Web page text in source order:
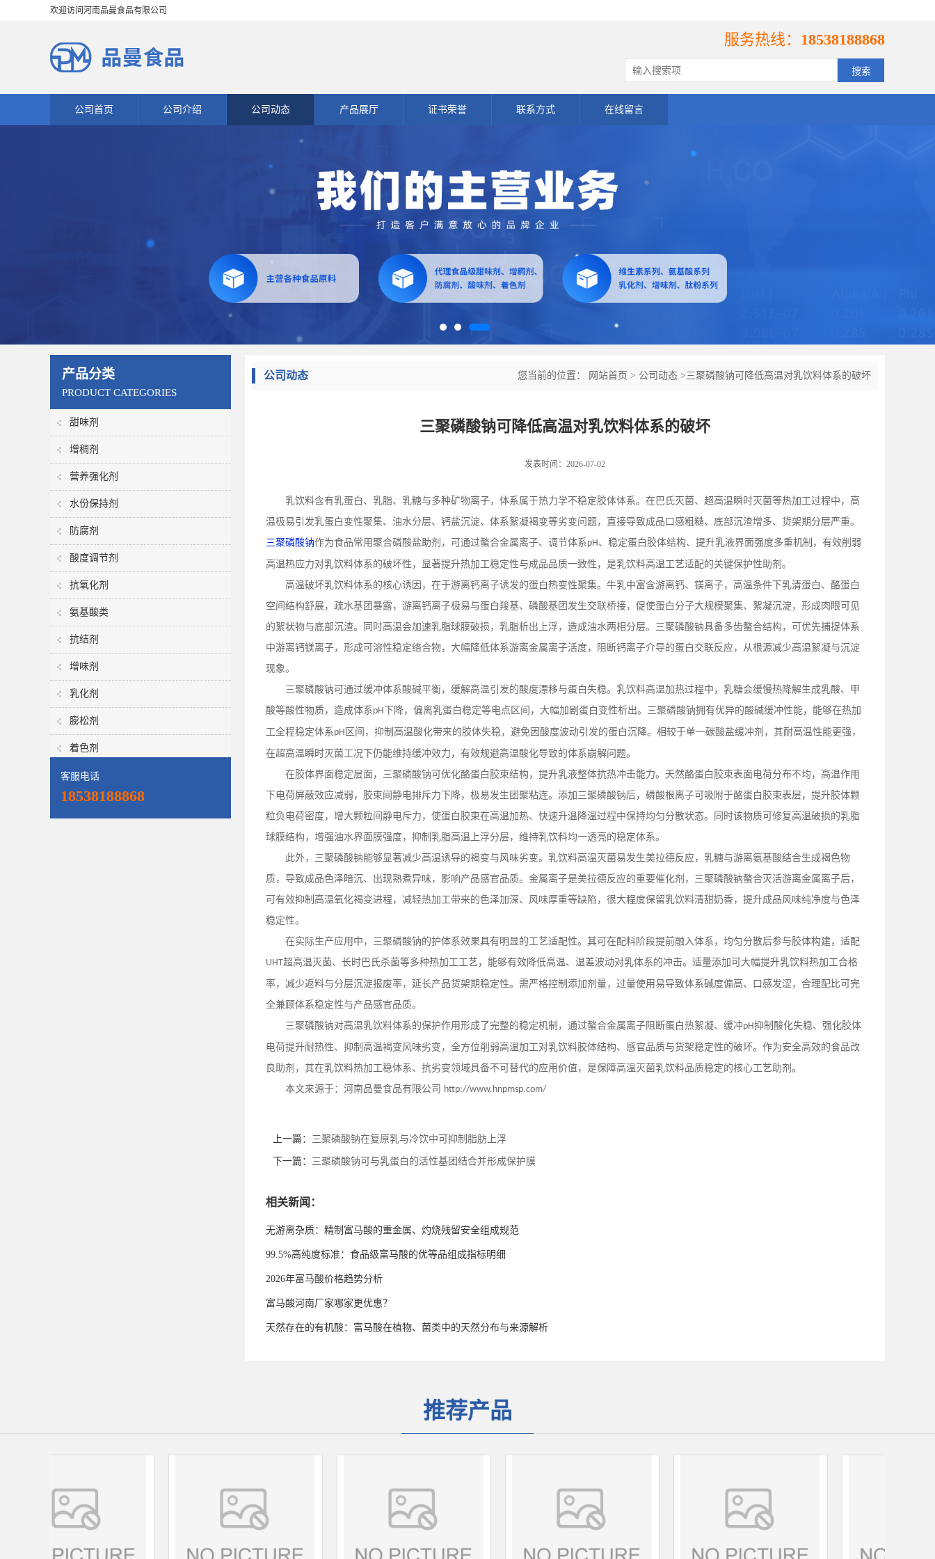
欢迎访问河南品曼食品有限公司
服务热线： 18538188868
公司首页 公司介绍 公司动态 产品展厅 证书荣誉 联系方式 在线留言
产品分类
PRODUCT CATEGORIES
甜味剂
增稠剂
营养强化剂
水份保持剂
防腐剂
酸度调节剂
抗氧化剂
氨基酸类
抗结剂
增味剂
乳化剂
膨松剂
着色剂
客服电话
18538188868
公司动态 您当前的位置： 网站首页 > 公司动态 >三聚磷酸钠可降低高温对乳饮料体系的破坏
三聚磷酸钠可降低高温对乳饮料体系的破坏
发表时间：2026-07-02
乳饮料含有乳蛋白、乳脂、乳糖与多种矿物离子，体系属于热力学不稳定胶体体系。在巴氏灭菌、超高温瞬时灭菌等热加工过程中，高
温极易引发乳蛋白变性聚集、油水分层、钙盐沉淀、体系絮凝褐变等劣变问题，直接导致成品口感粗糙、底部沉渣增多、货架期分层严重。
三聚磷酸钠作为食品常用聚合磷酸盐助剂，可通过螯合金属离子、调节体系pH、稳定蛋白胶体结构、提升乳液界面强度多重机制，有效削弱
高温热应力对乳饮料体系的破坏性，显著提升热加工稳定性与成品品质一致性，是乳饮料高温工艺适配的关键保护性助剂。
高温破坏乳饮料体系的核心诱因，在于游离钙离子诱发的蛋白热变性聚集。牛乳中富含游离钙、镁离子，高温条件下乳清蛋白、酪蛋白
空间结构舒展，疏水基团暴露，游离钙离子极易与蛋白羧基、磷酸基团发生交联桥接，促使蛋白分子大规模聚集、絮凝沉淀，形成肉眼可见
的絮状物与底部沉渣。同时高温会加速乳脂球膜破损，乳脂析出上浮，造成油水两相分层。三聚磷酸钠具备多齿螯合结构，可优先捕捉体系
中游离钙镁离子，形成可溶性稳定络合物，大幅降低体系游离金属离子活度，阻断钙离子介导的蛋白交联反应，从根源减少高温絮凝与沉淀
现象。
三聚磷酸钠可通过缓冲体系酸碱平衡，缓解高温引发的酸度漂移与蛋白失稳。乳饮料高温加热过程中，乳糖会缓慢热降解生成乳酸、甲
酸等酸性物质，造成体系pH 下降，偏离乳蛋白稳定等电点区间，大幅加剧蛋白变性析出。三聚磷酸钠拥有优异的酸碱缓冲性能，能够在热加
工全程稳定体系pH 区间，抑制高温酸化带来的胶体失稳，避免因酸度波动引发的蛋白沉降。相较于单一碳酸盐缓冲剂，其耐高温性能更强，
在超高温瞬时灭菌工况下仍能维持缓冲效力，有效规避高温酸化导致的体系崩解问题。
在胶体界面稳定层面，三聚磷酸钠可优化酪蛋白胶束结构，提升乳液整体抗热冲击能力。天然酪蛋白胶束表面电荷分布不均，高温作用
下电荷屏蔽效应减弱，胶束间静电排斥力下降，极易发生团聚粘连。添加三聚磷酸钠后，磷酸根离子可吸附于酪蛋白胶束表层，提升胶体颗
粒负电荷密度，增大颗粒间静电斥力，使蛋白胶束在高温加热、快速升温降温过程中保持均匀分散状态。同时该物质可修复高温破损的乳脂
球膜结构，增强油水界面膜强度，抑制乳脂高温上浮分层，维持乳饮料均一透亮的稳定体系。
此外，三聚磷酸钠能够显著减少高温诱导的褐变与风味劣变。乳饮料高温灭菌易发生美拉德反应，乳糖与游离氨基酸结合生成褐色物
质，导致成品色泽暗沉、出现熟煮异味，影响产品感官品质。金属离子是美拉德反应的重要催化剂，三聚磷酸钠螯合灭活游离金属离子后，
可有效抑制高温氧化褐变进程，减轻热加工带来的色泽加深、风味厚重等缺陷，很大程度保留乳饮料清甜奶香，提升成品风味纯净度与色泽
稳定性。
在实际生产应用中，三聚磷酸钠的护体系效果具有明显的工艺适配性。其可在配料阶段提前融入体系，均匀分散后参与胶体构建，适配
UHT超高温灭菌、长时巴氏杀菌等多种热加工工艺，能够有效降低高温、温差波动对乳体系的冲击。适量添加可大幅提升乳饮料热加工合格
率，减少返料与分层沉淀报废率，延长产品货架期稳定性。需严格控制添加剂量，过量使用易导致体系碱度偏高、口感发涩，合理配比可完
全兼顾体系稳定性与产品感官品质。
三聚磷酸钠对高温乳饮料体系的保护作用形成了完整的稳定机制，通过螯合金属离子阻断蛋白热絮凝、缓冲pH抑制酸化失稳、强化胶体
电荷提升耐热性、抑制高温褐变风味劣变，全方位削弱高温加工对乳饮料胶体结构、感官品质与货架稳定性的破坏。作为安全高效的食品改
良助剂，其在乳饮料热加工稳体系、抗劣变领域具备不可替代的应用价值，是保障高温灭菌乳饮料品质稳定的核心工艺助剂。
本文来源于：河南品曼食品有限公司 http://www.hnpmsp.com/
上一篇： 三聚磷酸钠在复原乳与冷饮中可抑制脂肪上浮
下一篇： 三聚磷酸钠可与乳蛋白的活性基团结合并形成保护膜
相关新闻：
无游离杂质：精制富马酸的重金属、灼烧残留安全组成规范
99.5%高纯度标准：食品级富马酸的优等品组成指标明细
2026年富马酸价格趋势分析
富马酸河南厂家哪家更优惠？
天然存在的有机酸：富马酸在植物、菌类中的天然分布与来源解析
推荐产品